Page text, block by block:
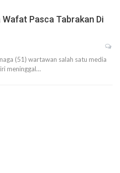
Pasca Tabrakan Di
(51) wartawan salah satu media
meninggal…